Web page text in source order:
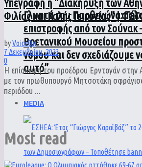
Γλυπτά του Παρθενώνα:
επιστροφής από τον Σούνακ
Βρετανικού Μουσείου
νόμου και δεν σχεδιάζουμε
αυτό”
MEDIA
Υπεγράφη η “Διακήρυξη των
Φιλίας και Καλής Γειτονίας” |
byVoiceOn
7 Δεκεμβρίου, 2023
0
Η επίσκεψη του προέδρου Ερντογάν στην
με τον πρωθυπουργό Μητσοτάκη
περιόδου ...
Most read